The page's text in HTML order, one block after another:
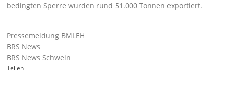
bedingten Sperre wurden rund 51.000 Tonnen exportiert.
Pressemeldung BMLEH
BRS News
BRS News Schwein
Teilen